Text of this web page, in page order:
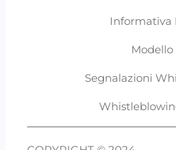
Informativa
Modello
Segnalazioni